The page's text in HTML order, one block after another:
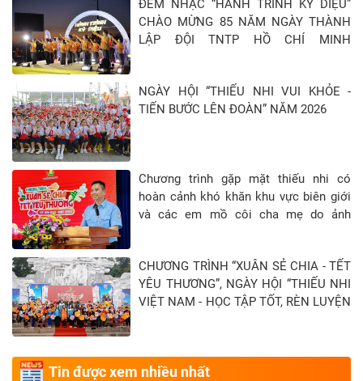
ĐÊM NHẠC “HÀNH TRÌNH KỲ DIỆU”
CHÀO MỪNG 85 NĂM NGÀY THÀNH
LẬP ĐỘI TNTP HỒ CHÍ MINH
NGÀY HỘI “THIẾU NHI VUI KHỎE -
TIẾN BƯỚC LÊN ĐOÀN” NĂM 2026
Chương trình gặp mặt thiếu nhi có
hoàn cảnh khó khăn khu vực biên giới
và các em mồ côi cha mẹ do ảnh
chia - Tết yêu thương” năm 2026
CHƯƠNG TRÌNH “XUÂN SẺ CHIA - TẾT
YÊU THƯƠNG”, NGÀY HỘI “THIẾU NHI
VIỆT NAM - HỌC TẬP TỐT, RÈN LUYỆN
Tin được xem nhiều nhất